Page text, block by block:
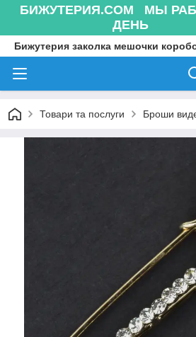
БИЖУТЕРИЯ.COM МЫ
Бижутерия заколка мешочки
Товари та послуги Броши